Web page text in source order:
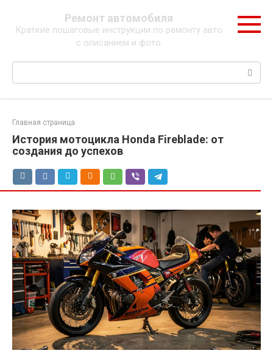
контенту
Ремонт автомобиля
Краткие пошаговые инструкции по ремонту авто
с описанием и фото
Поиск:
Главная страница
История мотоцикла Honda Fireblade: от
создания до успехов